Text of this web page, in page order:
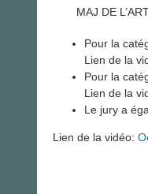
MAJ DE
Pour la
Lien de la
Pour la
Lien de la
Le jury a
Lien de la vidéo: